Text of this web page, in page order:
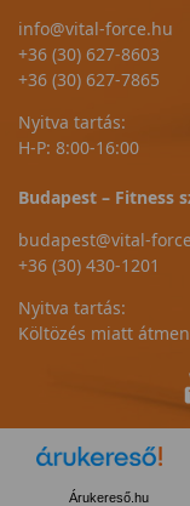
info@vital-force.hu
+36 (30) 627-8603
+36 (30) 627-7865
Nyitva tartás:
H-P: 8:00-16:00
Budapest – Fitness
budapest@vital-
+36 (30) 430-1201
Nyitva tartás:
Költözés miatt
Árukereső.hu